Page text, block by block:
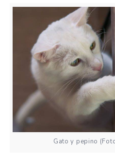
Gato y pepino